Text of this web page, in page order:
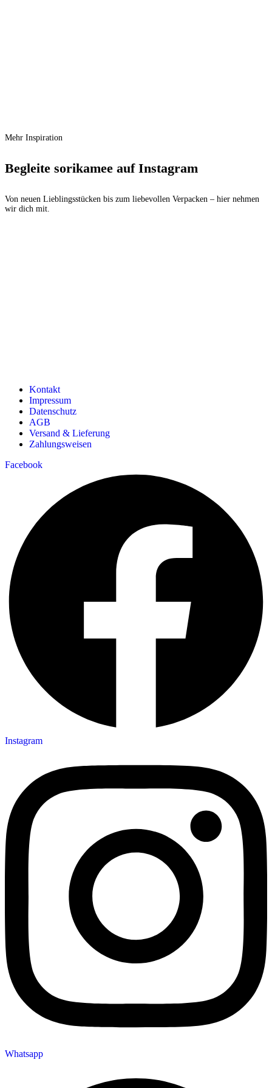
Mehr Inspiration
Begleite sorikamee auf Instagram
Von neuen Lieblingsstücken bis zum liebevollen Verpacken – hier nehmen
wir dich mit.
Kontakt
Impressum
Datenschutz
AGB
Versand & Lieferung
Zahlungsweisen
Facebook
Instagram
Whatsapp